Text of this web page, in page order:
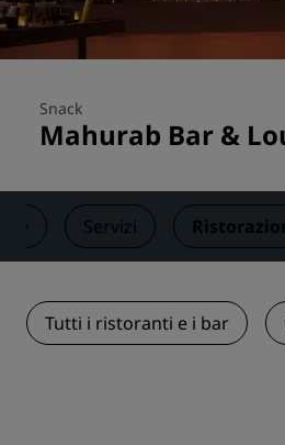
Snack
Mahurab Bar &
Servizi
Tutti i ristoranti e i bar